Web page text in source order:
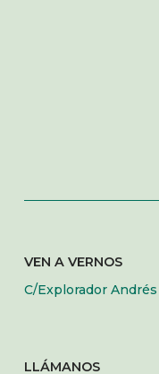
VEN A VERNOS
C/Explorador Andrés
LLÁMANOS